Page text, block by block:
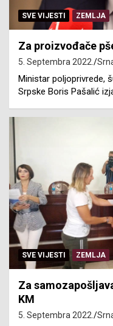
SVE VIJESTI ZEMLJA
Za proizvođače
5. Septembra 2022.
Ministar poljoprivrede,
Srpske Boris Pašalić
SVE VIJESTI ZEMLJA
Za
KM
5. Septembra 2022.